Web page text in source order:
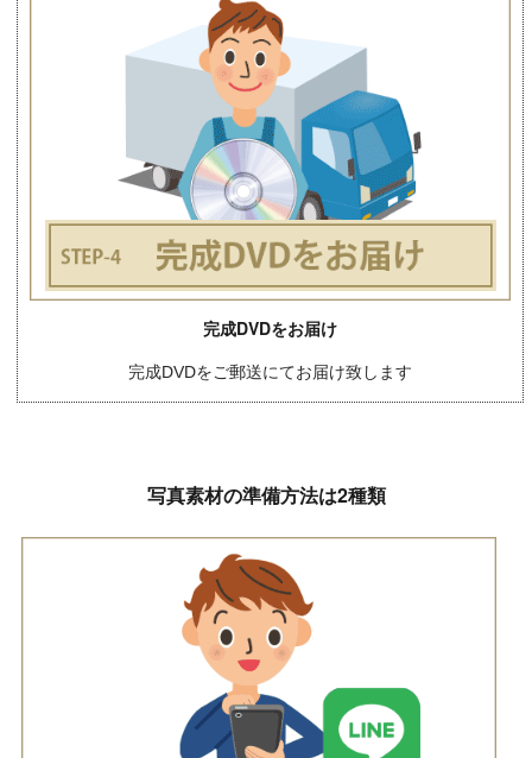
完成DVDをお届け
完成DVDをご郵送にてお届け致します
写真素材の準備方法は2種類